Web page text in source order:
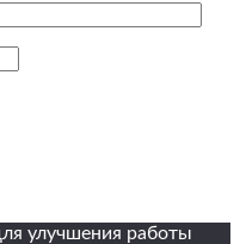
улучшения работы